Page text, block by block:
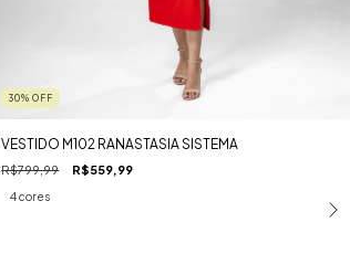
30%OFF
VESTIDO M102 RANASTASIA SISTEMA
R$799,99 R$559,99
4 cores